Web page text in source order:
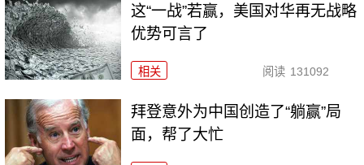
这“一战”若赢，美国对华再无战略
优势可言了
相关 阅读 131092
拜登意外为中国创造了“躺赢”局
面，帮了大忙